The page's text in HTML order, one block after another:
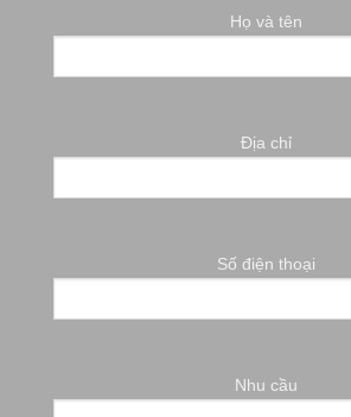
Họ và tên
Địa chỉ
Số điện thoại
Nhu cầu